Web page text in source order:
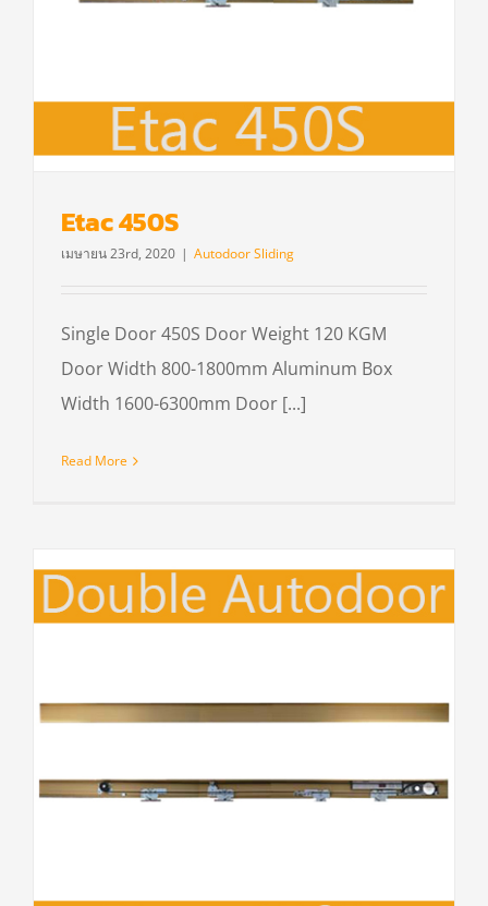
Etac 450S
เมษายน 23rd, 2020 | Autodoor Sliding
Single Door 450S Door Weight 120 KGM
Door Width 800-1800mm Aluminum Box
Width 1600-6300mm Door [...]
Read More